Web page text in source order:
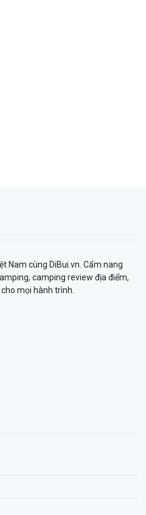
Nam cùng DiBui.vn. Cẩm nang
camping review địa điểm,
mọi hành trình.